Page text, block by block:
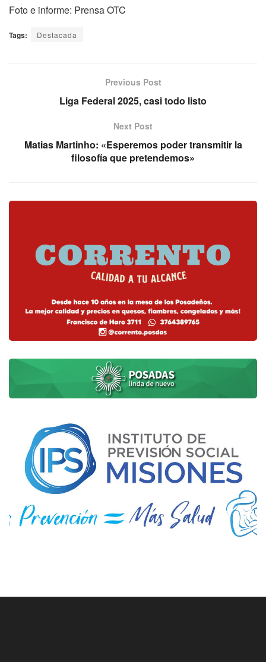
Foto e informe: Prensa OTC
Tags: Destacada
Previous Post
Liga Federal 2025, casi todo listo
Next Post
Matias Martinho: «Esperemos poder transmitir la
filosofía que pretendemos»